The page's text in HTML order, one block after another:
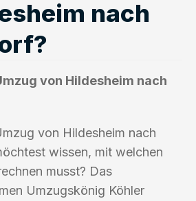
nach
von Hildesheim nach
von Hildesheim nach
wissen, mit welchen
musst? Das
Umzugskönig Köhler